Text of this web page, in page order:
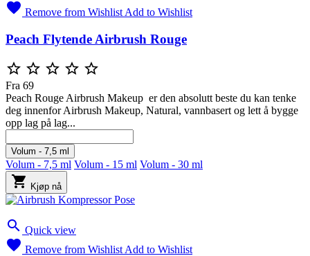
 Remove from Wishlist Add to Wishlist
Peach Flytende Airbrush Rouge
    
Fra 69
Peach Rouge Airbrush Makeup er den absolutt beste du kan tenke
deg innenfor Airbrush Makeup, Natural, vannbasert og lett å bygge
opp lag på lag...
Volum - 7,5 ml
Volum - 7,5 ml Volum - 15 ml Volum - 30 ml
 Kjøp nå
 Quick view
 Remove from Wishlist Add to Wishlist